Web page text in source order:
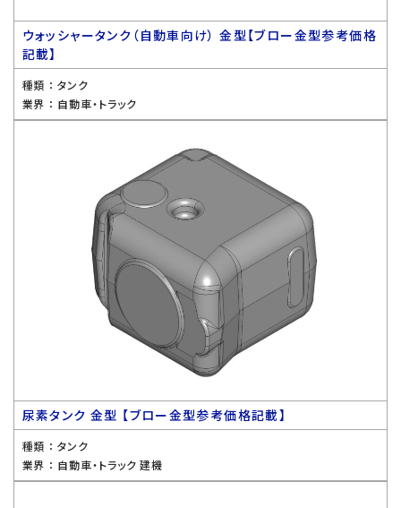
ウォッシャータンク（自動車向け） 金型【ブロー金型参考価格
記載】
種類 ： タンク
業界 ： 自動車・トラック
尿素タンク 金型 【ブロー金型参考価格記載】
種類 ： タンク
業界 ： 自動車・トラック 建機